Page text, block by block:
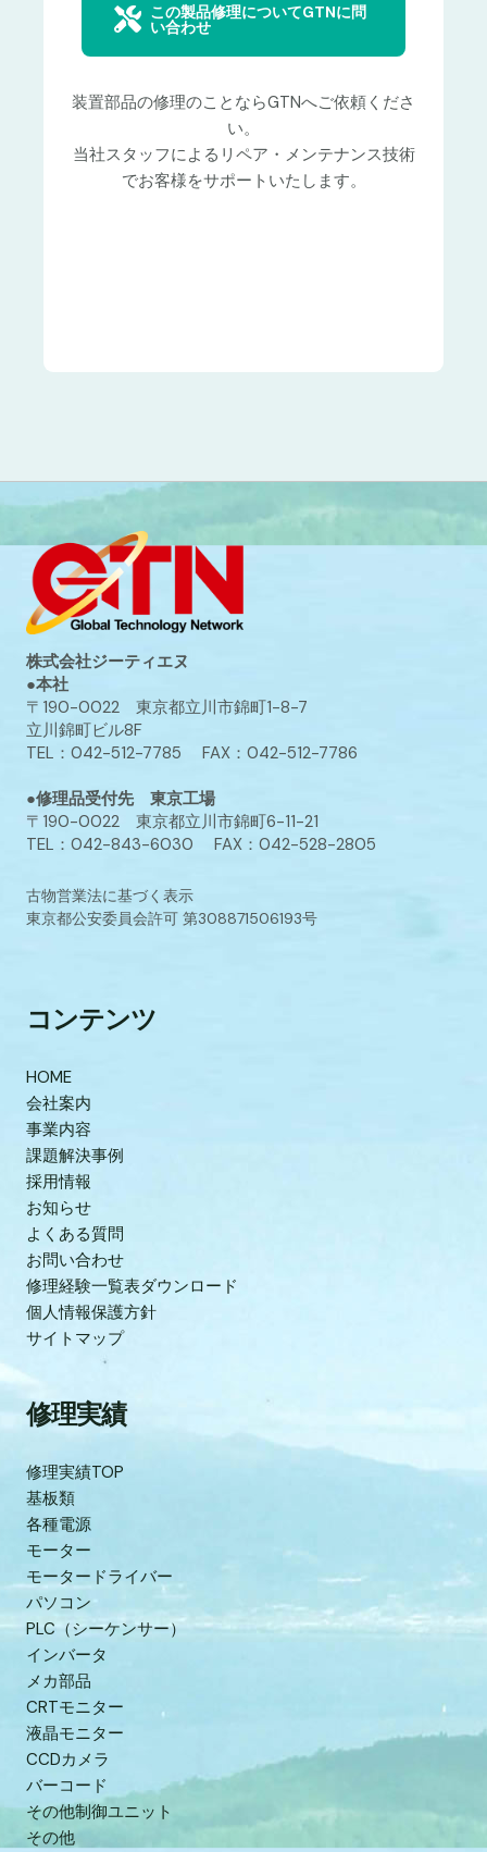
この製品修理についてGTNに問
い合わせ
装置部品の修理のことならGTNへご依頼くださ
い。
当社スタッフによるリペア・メンテナンス技術
でお客様をサポートいたします。
株式会社ジーティエヌ
●本社
〒190-0022 東京都立川市錦町1-8-7
立川錦町ビル8F
TEL：042-512-7785 FAX：042-512-7786
●修理品受付先 東京工場
〒190-0022 東京都立川市錦町6-11-21
TEL：042-843-6030 FAX：042-528-2805
古物営業法に基づく表示
東京都公安委員会許可 第308871506193号
コンテンツ
HOME
会社案内
事業内容
課題解決事例
採用情報
お知らせ
よくある質問
お問い合わせ
修理経験一覧表ダウンロード
個人情報保護方針
サイトマップ
修理実績
修理実績TOP
基板類
各種電源
モーター
モータードライバー
パソコン
PLC（シーケンサー）
インバータ
メカ部品
CRTモニター
液晶モニター
CCDカメラ
バーコード
その他制御ユニット
その他